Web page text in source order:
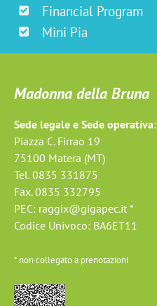
Financial Program
Mini Pia
Madonna della Bruna
Sede legale e Sede operativa:
Piazza C. Firrao 19
75100 Matera (MT)
Tel. 0835 331875
Fax. 0835 332795
PEC: raggix@gigapec.it *
Codice Univoco: BA6ET11
* non collegato a prenotazioni